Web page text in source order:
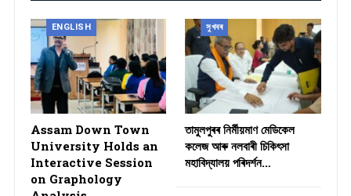
ENGLISH
Assam Down Town
University Holds an
Interactive Session
on Graphology
সুখবৰ
তামুলপুৰৰ নিৰ্মীয়মাণ মেডিকেল
কলেজ আৰু নলবাৰী চিকিৎসা
মহাবিদ্যালয় পৰিদৰ্শন…